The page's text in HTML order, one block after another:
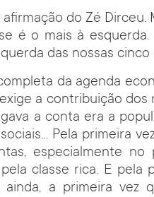
afirmação do Zé
é o mais à
das nossas
da agenda
a contribuição dos
a conta era a
Pela primeira
especialmente no
classe rica. E pela
ainda, a primeira